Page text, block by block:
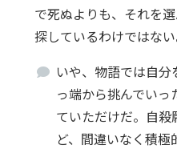
で死ぬよりも、それを
探しているわけではない
いや、物語では自
っ端から挑んでいっ
ていただけだ。自殺
ど、間違いなく積極